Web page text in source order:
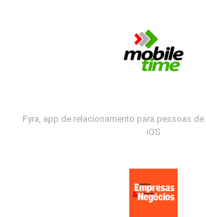
Fyra, app de relacionamento para pessoas
iOS